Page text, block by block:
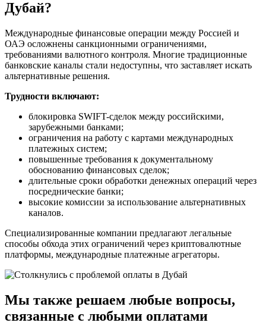
Дубай?
Международные финансовые операции между Россией и
ОАЭ осложнены санкционными ограничениями,
требованиями валютного контроля. Многие традиционные
банковские каналы стали недоступны, что заставляет искать
альтернативные решения.
Трудности включают:
блокировка SWIFT-сделок между российскими,
зарубежными банками;
ограничения на работу с картами международных
платежных систем;
повышенные требования к документальному
обоснованию финансовых сделок;
длительные сроки обработки денежных операций через
посреднические банки;
высокие комиссии за использование альтернативных
каналов.
Специализированные компании предлагают легальные
способы обхода этих ограничений через криптовалютные
платформы, международные платежные агрегаторы.
Мы также решаем любые вопросы,
связанные с любыми оплатами